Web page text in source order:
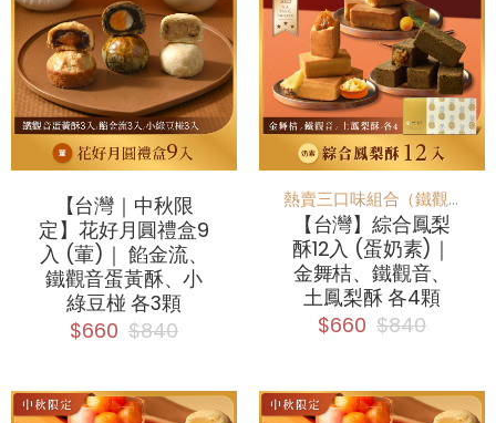
【台灣｜中秋限
定】花好月圓禮盒9
入 (葷)｜ 餡金流、
鐵觀音蛋黃酥、小
綠豆椪 各3顆
$660 $840
熱賣三口味組合（鐵觀音、金舞桔、土鳳梨酥），一次滿足！
【台灣】綜合鳳梨
酥12入 (蛋奶素)｜
金舞桔、鐵觀音、
土鳳梨酥 各4顆
$660 $840